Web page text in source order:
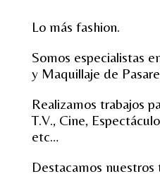
Lo más fashion.
Somos especialistas
y Maquillaje de
Realizamos trabajos
T.V., Cine,
etc…
Destacamos nuestros